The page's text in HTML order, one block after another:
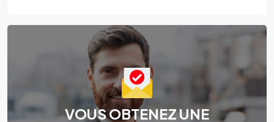
VOUS OBTENEZ UNE